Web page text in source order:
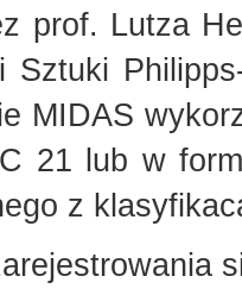
prof. Lutza
Sztuki
MIDAS
21 lub w
z